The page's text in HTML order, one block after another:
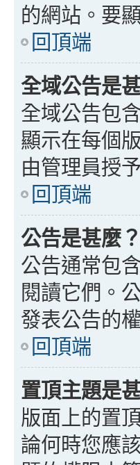
的網站。要
回頂端
全域公告是
全域公告包
顯示在每個
由管理員授
回頂端
公告是甚麼？
公告通常包
閱讀它們。
發表公告的
回頂端
置頂主題是
版面上的置
論何時您應